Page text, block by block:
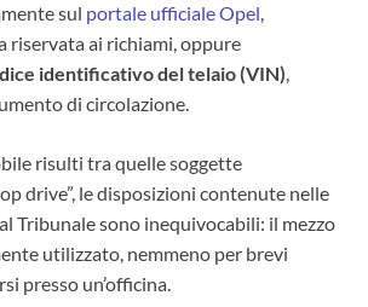
sul portale ufficiale Opel,
riservata ai richiami, oppure
identificativo del telaio (VIN),
di circolazione.
risulti tra quelle soggette
drive”, le disposizioni contenute nelle
Tribunale sono inequivocabili: il mezzo
utilizzato, nemmeno per brevi
presso un’officina.